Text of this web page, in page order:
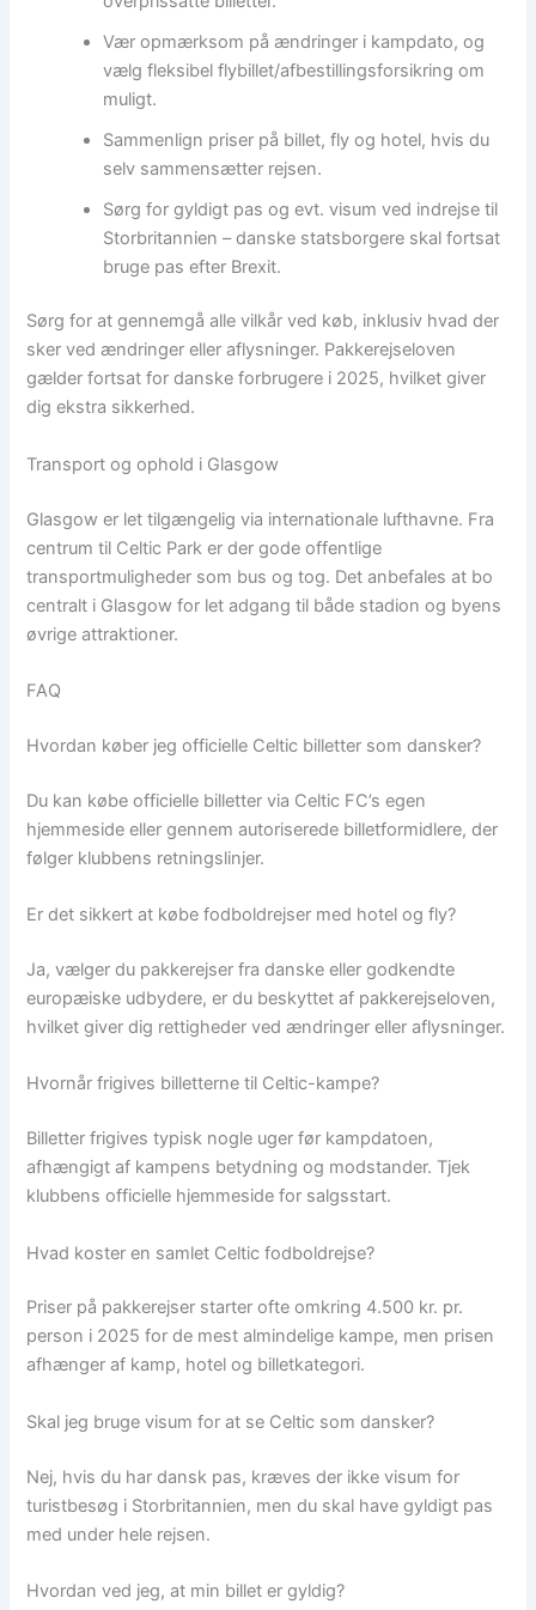
Vær opmærksom på ændringer i kampdato, og
vælg fleksibel flybillet/afbestillingsforsikring om
muligt.
Sammenlign priser på billet, fly og hotel, hvis du
selv sammensætter rejsen.
Sørg for gyldigt pas og evt. visum ved indrejse til
Storbritannien – danske statsborgere skal fortsat
bruge pas efter Brexit.
Sørg for at gennemgå alle vilkår ved køb, inklusiv hvad der
sker ved ændringer eller aflysninger. Pakkerejseloven
gælder fortsat for danske forbrugere i 2025, hvilket giver
dig ekstra sikkerhed.
Transport og ophold i Glasgow
Glasgow er let tilgængelig via internationale lufthavne. Fra
centrum til Celtic Park er der gode offentlige
transportmuligheder som bus og tog. Det anbefales at bo
centralt i Glasgow for let adgang til både stadion og byens
øvrige attraktioner.
FAQ
Hvordan køber jeg officielle Celtic billetter som dansker?
Du kan købe officielle billetter via Celtic FC’s egen
hjemmeside eller gennem autoriserede billetformidlere, der
følger klubbens retningslinjer.
Er det sikkert at købe fodboldrejser med hotel og fly?
Ja, vælger du pakkerejser fra danske eller godkendte
europæiske udbydere, er du beskyttet af pakkerejseloven,
hvilket giver dig rettigheder ved ændringer eller aflysninger.
Hvornår frigives billetterne til Celtic-kampe?
Billetter frigives typisk nogle uger før kampdatoen,
afhængigt af kampens betydning og modstander. Tjek
klubbens officielle hjemmeside for salgsstart.
Hvad koster en samlet Celtic fodboldrejse?
Priser på pakkerejser starter ofte omkring 4.500 kr. pr.
person i 2025 for de mest almindelige kampe, men prisen
afhænger af kamp, hotel og billetkategori.
Skal jeg bruge visum for at se Celtic som dansker?
Nej, hvis du har dansk pas, kræves der ikke visum for
turistbesøg i Storbritannien, men du skal have gyldigt pas
med under hele rejsen.
Hvordan ved jeg, at min billet er gyldig?